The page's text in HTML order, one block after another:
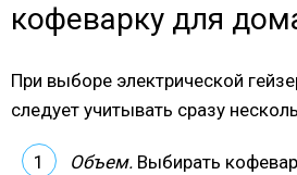
кофеварку для
При выборе электрической
следует учитывать сразу
Объем. Выбирать